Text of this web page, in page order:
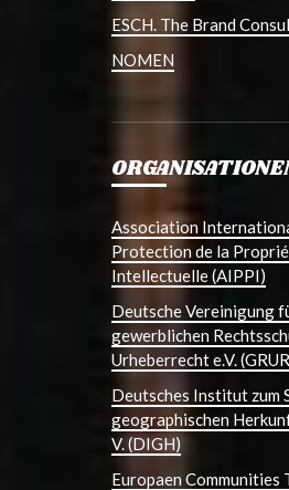
ESCH. The Brand
NOMEN
Association
Protection de la
Intellectuelle (AIPPI)
Deutsche Vereinigung
gewerblichen
Urheberrecht e.V.
Deutsches Institut zum
geographischen
V. (DIGH)
Europaen Communities